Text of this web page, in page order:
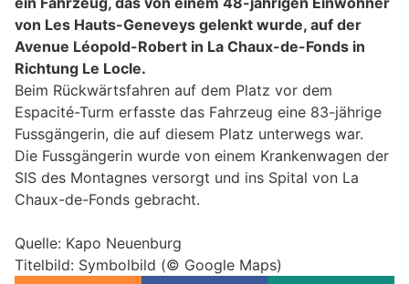
von Les Hauts-Geneveys gelenkt wurde, auf der
Avenue Léopold-Robert in La Chaux-de-Fonds in
Richtung Le Locle.
Beim Rückwärtsfahren auf dem Platz vor dem
Espacité-Turm erfasste das Fahrzeug eine 83-jährige
Fussgängerin, die auf diesem Platz unterwegs war.
Die Fussgängerin wurde von einem Krankenwagen der
SIS des Montagnes versorgt und ins Spital von La
Chaux-de-Fonds gebracht.
Quelle: Kapo Neuenburg
Titelbild: Symbolbild (© Google Maps)